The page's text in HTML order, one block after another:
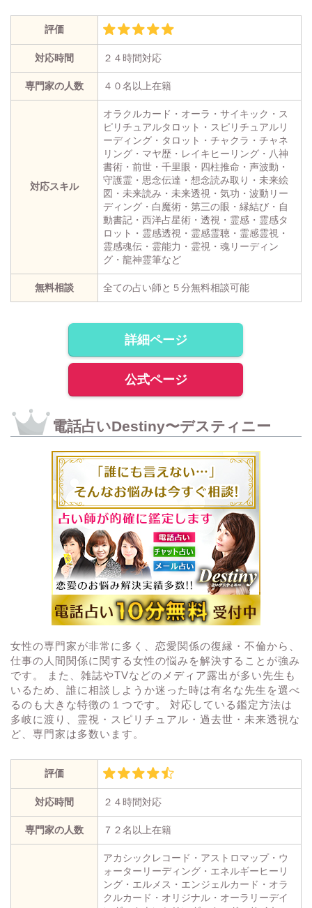
評価
対応時間 ２４時間対応
専門家の人数 ４０名以上在籍
対応スキル
オラクルカード・オーラ・サイキック・ス
ピリチュアルタロット・スピリチュアルリ
ーディング・タロット・チャクラ・チャネ
リング・マヤ歴・レイキヒーリング・八神
書術・前世・千里眼・四柱推命・声波動・
守護霊・思念伝達・想念読み取り・未来絵
図・未来読み・未来透視・気功・波動リー
ディング・白魔術・第三の眼・縁結び・自
動書記・西洋占星術・透視・霊感・霊感タ
ロット・霊感透視・霊感霊聴・霊感霊視・
霊感魂伝・霊能力・霊視・魂リーディン
グ・龍神霊筆など
無料相談 全ての占い師と５分無料相談可能
詳細ページ
公式ページ
電話占いDestiny〜デスティニー
女性の専門家が非常に多く、恋愛関係の復縁・不倫から、
仕事の人間関係に関する女性の悩みを解決することが強み
です。 また、雑誌やTVなどのメディア露出が多い先生も
いるため、誰に相談しようか迷った時は有名な先生を選べ
るのも大きな特徴の１つです。 対応している鑑定方法は
多岐に渡り、霊視・スピリチュアル・過去世・未来透視な
ど、専門家は多数います。
評価
対応時間 ２４時間対応
専門家の人数 ７２名以上在籍
アカシックレコード・アストロマップ・ウ
ォーターリーディング・エネルギーヒーリ
ング・エルメス・エンジェルカード・オラ
クルカード・オリジナル・オーラリーデイ